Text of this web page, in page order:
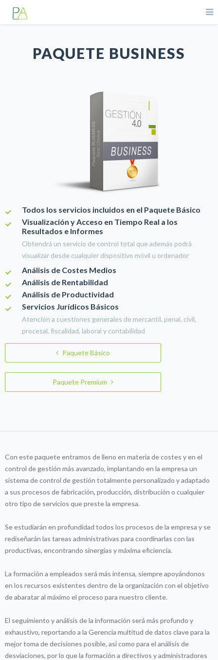
PAQUETE BUSINESS
Todos los servicios incluidos en el Paquete Básico
Visualización y Acceso en Tiempo Real a los
Resultados e Informes
Obtendrá un servicio de control total que además podrá
visualizar desde cualquier dispositivo móvil u ordenador
Análisis de Costes Medios
Análisis de Rentabilidad
Análisis de Productividad
Servicios Jurídicos Básicos
Atención a cuestiones generales de mercantil, penal, civil,
procesal, fiscalidad, laboral y contabilidad
Paquete Básico
Paquete Premium
Con este paquete entramos de lleno en materia de costes y en el
control de gestión más avanzado, implantando en la empresa un
sistema de control de gestión totalmente personalizado y adaptado
a sus procesos de fabricación, producción, distribución o cualquier
otro tipo de servicios que preste la empresa.
Se estudiarán en profundidad todos los procesos de la empresa y se
rediseñarán las tareas administrativas para coordinarlas con las
productivas, encontrando sinergias y máxima eficiencia.
La formación a empleados será más intensa, siempre apoyándonos
en los recursos existentes dentro de la organización con el objetivo
de abaratar al máximo el proceso para nuestro cliente.
El seguimiento y análisis de la información será más profundo y
exhaustivo, reportando a la Gerencia multitud de datos clave para la
mejor toma de decisiones posible, así como para el análisis de
desviaciones, por lo que la formación a directivos y administradores